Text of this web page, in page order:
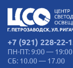
+7 (921) 228-22-
ПН-ПТ: 9:00 — 19:00
СБ: 10.00 — 17.00